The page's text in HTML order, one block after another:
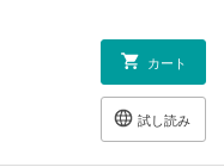
カート
試し読み